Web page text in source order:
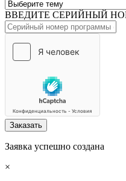
ВВЕДИТЕ СЕРИЙНЫЙ
Заказать
Заявка успешно создана
×